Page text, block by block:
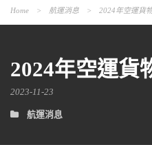
Home > 航運消息 > 2024年空運貨
2024年空運貨
2023-11-23
航運消息